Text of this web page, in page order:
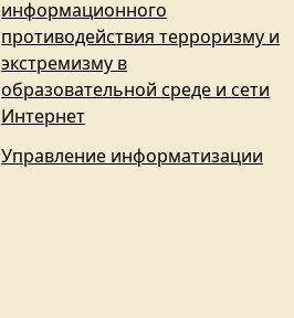
информационного
противодействия терроризму и
экстремизму в
образовательной среде и сети
Интернет
Управление информатизации